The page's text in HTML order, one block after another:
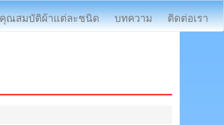
คุณสมบัติผ้าแต่ละชนิด บทความ ติดต่อเรา